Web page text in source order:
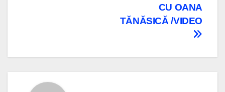
CU OANA
TĂNĂSICĂ /VIDEO